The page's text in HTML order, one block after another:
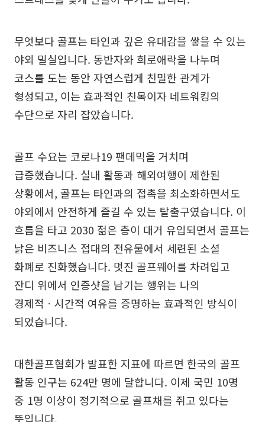
무엇보다 골프는 타인과 깊은 유대감을 쌓을 수 있는
야외 밀실입니다. 동반자와 희로애락을 나누며
코스를 도는 동안 자연스럽게 친밀한 관계가
형성되고, 이는 효과적인 친목이자 네트워킹의
수단으로 자리 잡았습니다.
골프 수요는 코로나19 팬데믹을 거치며
급증했습니다. 실내 활동과 해외여행이 제한된
상황에서, 골프는 타인과의 접촉을 최소화하면서도
야외에서 안전하게 즐길 수 있는 탈출구였습니다. 이
흐름을 타고 2030 젊은 층이 대거 유입되면서 골프는
낡은 비즈니스 접대의 전유물에서 세련된 소셜
화폐로 진화했습니다. 멋진 골프웨어를 차려입고
잔디 위에서 인증샷을 남기는 행위는 나의
경제적ㆍ시간적 여유를 증명하는 효과적인 방식이
되었습니다.
대한골프협회가 발표한 지표에 따르면 한국의 골프
활동 인구는 624만 명에 달합니다. 이제 국민 10명
중 1명 이상이 정기적으로 골프채를 쥐고 있다는
뜻입니다.